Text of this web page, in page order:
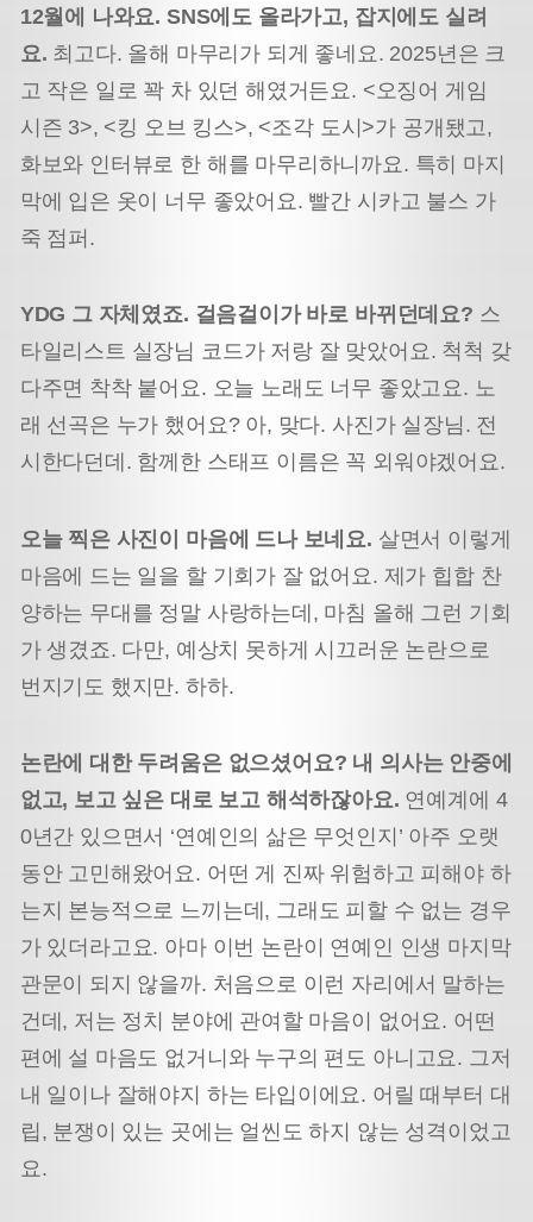
12월에 나와요. SNS에도 올라가고, 잡지에도 실려
요. 최고다. 올해 마무리가 되게 좋네요. 2025년은 크
고 작은 일로 꽉 차 있던 해였거든요. <오징어 게임
시즌 3>, <킹 오브 킹스>, <조각 도시>가 공개됐고,
화보와 인터뷰로 한 해를 마무리하니까요. 특히 마지
막에 입은 옷이 너무 좋았어요. 빨간 시카고 불스 가
죽 점퍼.
YDG 그 자체였죠. 걸음걸이가 바로 바뀌던데요? 스
타일리스트 실장님 코드가 저랑 잘 맞았어요. 척척 갖
다주면 착착 붙어요. 오늘 노래도 너무 좋았고요. 노
래 선곡은 누가 했어요? 아, 맞다. 사진가 실장님. 전
시한다던데. 함께한 스태프 이름은 꼭 외워야겠어요.
오늘 찍은 사진이 마음에 드나 보네요. 살면서 이렇게
마음에 드는 일을 할 기회가 잘 없어요. 제가 힙합 찬
양하는 무대를 정말 사랑하는데, 마침 올해 그런 기회
가 생겼죠. 다만, 예상치 못하게 시끄러운 논란으로
번지기도 했지만. 하하.
논란에 대한 두려움은 없으셨어요? 내 의사는 안중에
없고, 보고 싶은 대로 보고 해석하잖아요. 연예계에 4
0년간 있으면서 ‘연예인의 삶은 무엇인지’ 아주 오랫
동안 고민해왔어요. 어떤 게 진짜 위험하고 피해야 하
는지 본능적으로 느끼는데, 그래도 피할 수 없는 경우
가 있더라고요. 아마 이번 논란이 연예인 인생 마지막
관문이 되지 않을까. 처음으로 이런 자리에서 말하는
건데, 저는 정치 분야에 관여할 마음이 없어요. 어떤
편에 설 마음도 없거니와 누구의 편도 아니고요. 그저
내 일이나 잘해야지 하는 타입이에요. 어릴 때부터 대
립, 분쟁이 있는 곳에는 얼씬도 하지 않는 성격이었고
요.